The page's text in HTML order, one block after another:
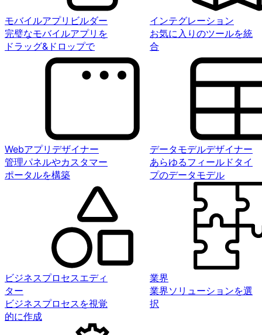
モバイルアプリビルダー
完璧なモバイルアプリを
ドラッグ&ドロップで
インテグレーション
お気に入りのツールを統
合
Webアプリデザイナー
管理パネルやカスタマー
ポータルを構築
データモデルデザイナー
あらゆるフィールドタイ
プのデータモデル
ビジネスプロセスエディ
ター
ビジネスプロセスを視覚
的に作成
業界
業界ソリューションを選
択